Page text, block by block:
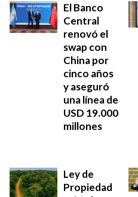
El Banco
Central
renovó el
swap con
China por
cinco años
y aseguró
una línea de
USD 19.000
millones
Ley de
Propiedad